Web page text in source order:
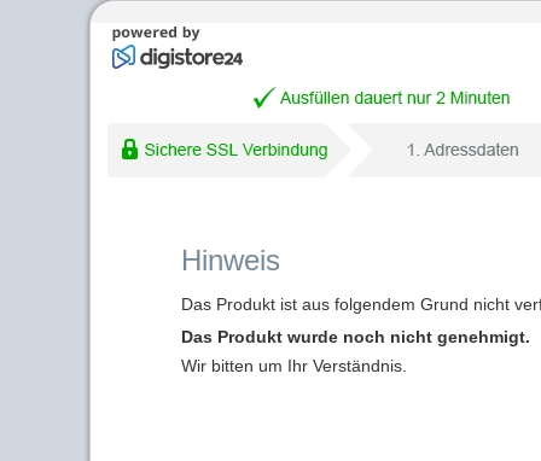
Hinweis
Das Produkt ist aus folgendem Grund nicht
Das Produkt wurde noch nicht genehmigt.
Wir bitten um Ihr Verständnis.